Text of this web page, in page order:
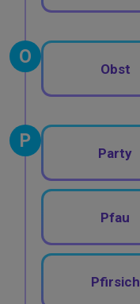
O
Obst
P
Party
Pfau
Pfirsich